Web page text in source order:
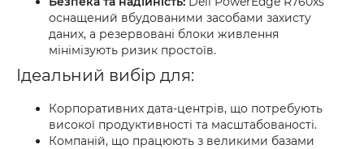
оснащений вбудованими засобами захисту
даних, а резервовані блоки живлення
мінімізують ризик простоїв.
Ідеальний вибір для:
Корпоративних дата-центрів, що потребують
високої продуктивності та масштабованості.
Компаній, що працюють з великими базами